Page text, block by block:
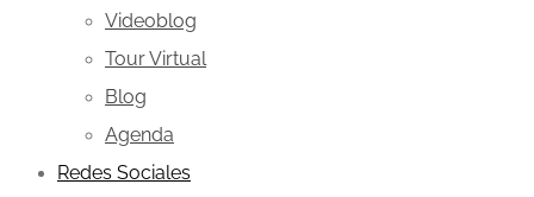
Videoblog
Tour Virtual
Blog
Agenda
Redes Sociales